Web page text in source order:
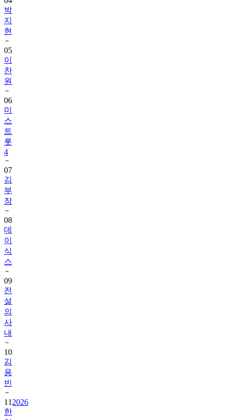
지
현
05
이
찬
원
06
미
스
트
롯
4
07
김
부
장
08
데
이
식
스
09
전
설
의
사
내
10
김
용
빈
11
한
일
가